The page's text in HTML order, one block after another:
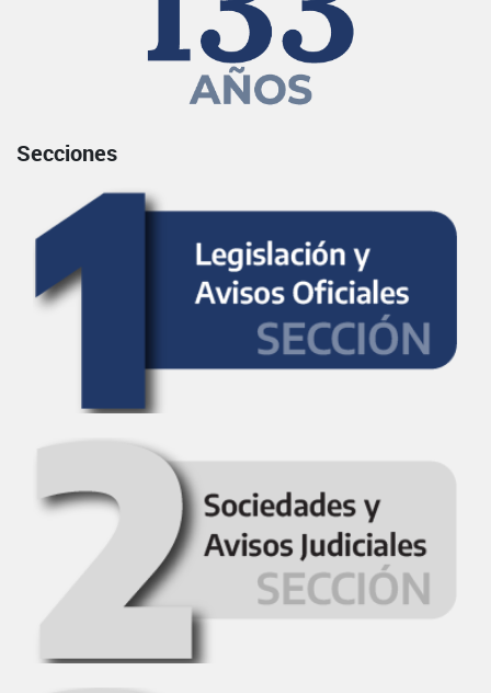
Secciones